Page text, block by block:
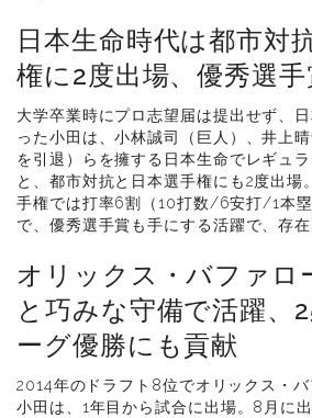
日本生命時代は都市対
権に2度出場、優秀選
大学卒業時にプロ志望届は提出せず、
った小田は、小林誠司（巨人）、井上
を引退）らを擁する日本生命でレギュ
と、都市対抗と日本選手権にも2度出場
手権では打率6割（10打数/6安打/1本
で、優秀選手賞も手にする活躍で、存在
オリックス・バファロ
と巧みな守備で活躍、
ーグ優勝にも貢献
2014年のドラフト8位でオリックス・
小田は、1年目から試合に出場。8月に